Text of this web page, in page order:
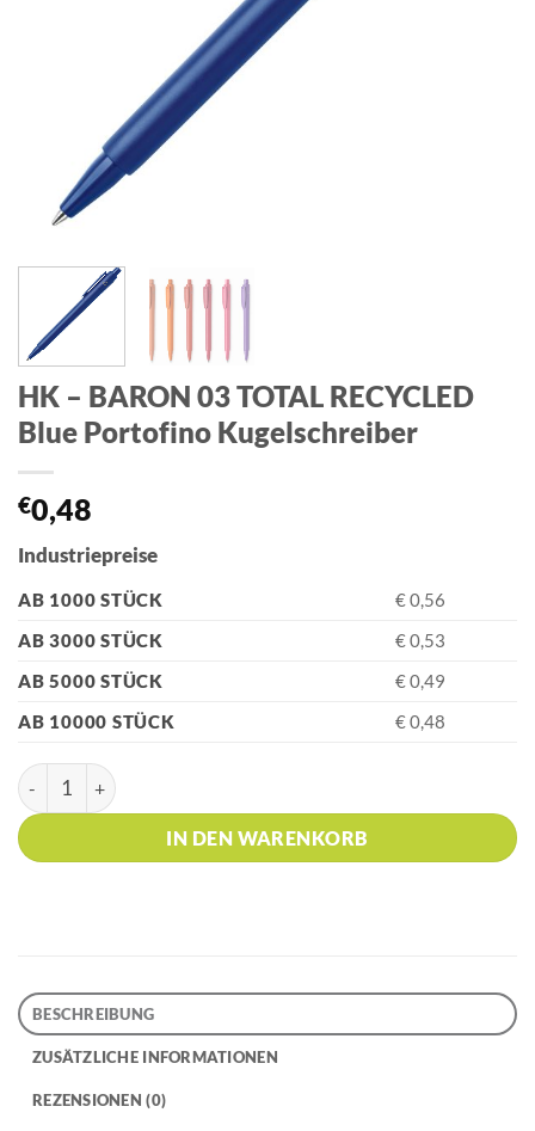
HK – BARON 03 TOTAL RECYCLED
Blue Portofino Kugelschreiber
€0,48
Industriepreise
AB 1000 STÜCK
€ 0,56
AB 3000 STÜCK
€ 0,53
AB 5000 STÜCK
€ 0,49
AB 10000 STÜCK
€ 0,48
HK - BARON 03 TOTAL RECYCLED Blue Portofino
IN DEN WARENKORB
BESCHREIBUNG
ZUSÄTZLICHE INFORMATIONEN
REZENSIONEN (0)